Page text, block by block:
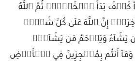
كَيۡفَ بَدَأَ ٱلۡخَلۡقَۚ ثُمَّ ٱللَّهُ
إِنَّ ٱللَّهَ عَلَىٰ كُلِّ شَيۡءٖ
مَن يَشَآءُ وَيَرۡحَمُ مَن يَشَآءُۖ
تُقۡلَبُونَ (21) وَمَآ أَنتُم بِمُعۡجِزِينَ فِي ٱلۡأَرۡضِ